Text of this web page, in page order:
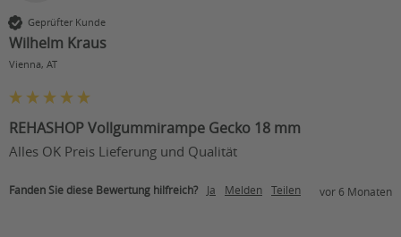
Geprüfter Kunde
Wilhelm Kraus
Vienna, AT
REHASHOP Vollgummirampe Gecko 18 mm
Alles OK Preis Lieferung und Qualität
Fanden Sie diese Bewertung hilfreich? Ja Melden Teilen vor 6 Monaten